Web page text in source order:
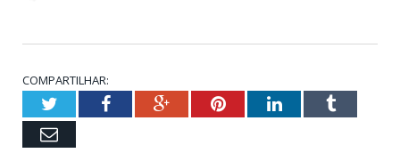
COMPARTILHAR:
TwitterFacebookGoogle+PinterestLinkedInTumblr
Email